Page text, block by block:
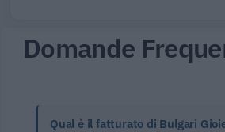
Domande
Qual è il fatturato di Bulgari